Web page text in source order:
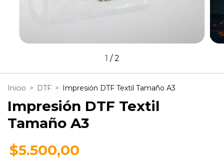
1 /2
Inicio > DTF > Impresión DTF Textil Tamaño A3
Impresión DTF Textil
Tamaño A3
$5.500,00